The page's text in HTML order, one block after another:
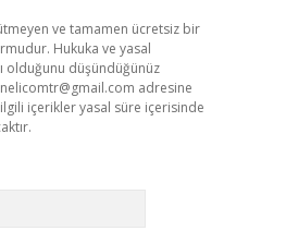
ve tamamen ücretsiz bir
Hukuka ve yasal
olduğunu düşündüğünüz
adresine
içerikler yasal süre içerisinde